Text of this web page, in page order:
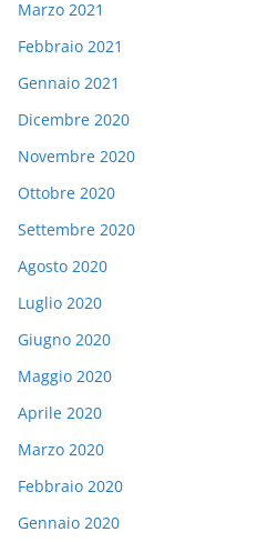
Marzo 2021
Febbraio 2021
Gennaio 2021
Dicembre 2020
Novembre 2020
Ottobre 2020
Settembre 2020
Agosto 2020
Luglio 2020
Giugno 2020
Maggio 2020
Aprile 2020
Marzo 2020
Febbraio 2020
Gennaio 2020